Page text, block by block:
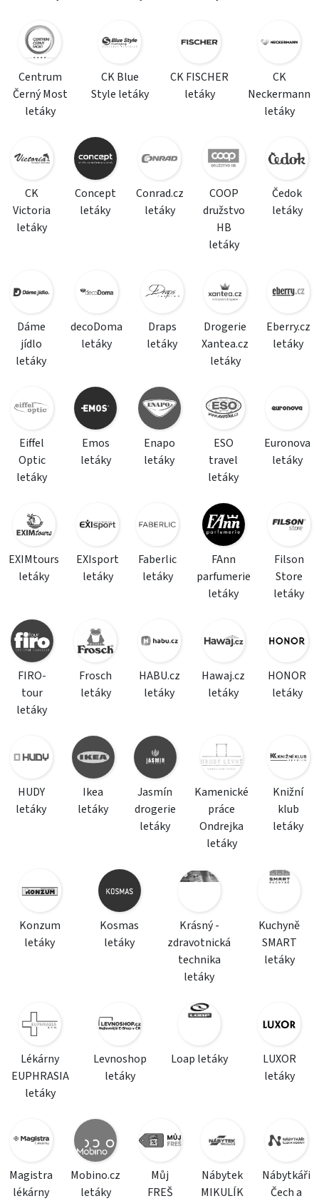
Centrum
Černý Most
letáky
CK Blue
Style letáky
CK FISCHER
letáky
CK
Neckermann
letáky
CK
Victoria
letáky
Concept
letáky
Conrad.cz
letáky
COOP
družstvo
HB
letáky
Čedok
letáky
Dáme
jídlo
letáky
decoDoma
letáky
Draps
letáky
Drogerie
Xantea.cz
letáky
Eberry.cz
letáky
Eiffel
Optic
letáky
Emos
letáky
Enapo
letáky
ESO
travel
letáky
Euronova
letáky
EXIMtours
letáky
EXIsport
letáky
Faberlic
letáky
FAnn
parfumerie
letáky
Filson
Store
letáky
FIRO-
tour
letáky
Frosch
letáky
HABU.cz
letáky
Hawaj.cz
letáky
HONOR
letáky
HUDY
letáky
Ikea
letáky
Jasmín
drogerie
letáky
Kamenické
práce
Ondrejka
letáky
Knižní
klub
letáky
Konzum
letáky
Kosmas
letáky
Krásný -
zdravotnická
technika
letáky
Kuchyně
SMART
letáky
Lékárny
EUPHRASIA
letáky
Levnoshop
letáky
Loap letáky
LUXOR
letáky
Magistra
lékárny
Mobino.cz
letáky
Můj
FREŠ
Nábytek
MIKULÍK
Nábytkáři
Čech a